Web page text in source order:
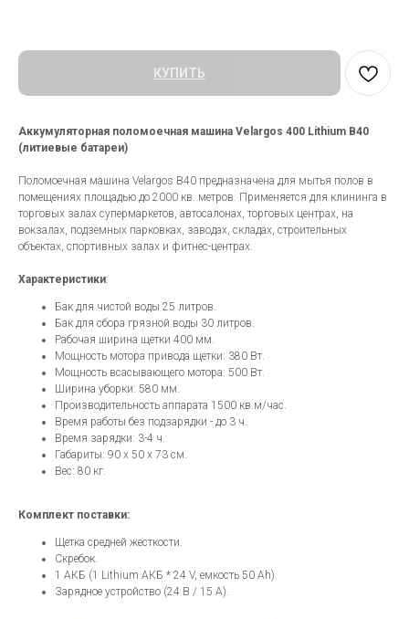
КУПИТЬ
Аккумуляторная поломоечная машина Velargos 400 Lithium B40
(литиевые батареи)
Поломоечная машина Velargos B40 предназначена для мытья полов в
помещениях площадью до 2000 кв. метров. Применяется для клининга в
торговых залах супермаркетов, автосалонах, торговых центрах, на
вокзалах, подземных парковках, заводах, складах, строительных
объектах, спортивных залах и фитнес-центрах.
Характеристики:
Бак для чистой воды 25 литров.
Бак для сбора грязной воды 30 литров.
Рабочая ширина щетки 400 мм.
Мощность мотора привода щетки: 380 Вт.
Мощность всасывающего мотора: 500 Вт.
Ширина уборки: 580 мм.
Производительность аппарата 1500 кв.м/час.
Время работы без подзарядки - до 3 ч.
Время зарядки: 3-4 ч.
Габариты: 90 х 50 х 73 см.
Вес: 80 кг.
Комплект поставки:
Щетка средней жесткости.
Скребок.
1 АКБ (1 Lithium АКБ * 24 V, емкость 50 Ah).
Зарядное устройство (24 В / 15 А).